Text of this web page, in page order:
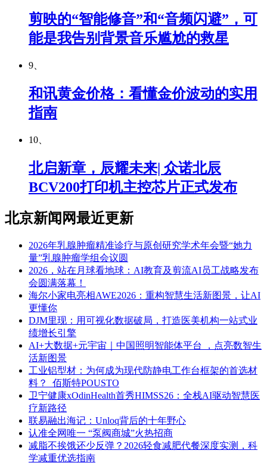
剪映的“智能修音”和“音频闪避”，可
能是我告别背景音乐尴尬的救星
9、
和讯黄金价格：看懂金价波动的实用
指南
10、
北启新章，辰耀未来| 众诺北辰
BCV200打印机主控芯片正式发布
北京新闻网最近更新
2026年乳腺肿瘤精准诊疗与原创研究学术年会暨“她力
量”乳腺肿瘤学组会议圆
2026，站在月球看地球：AI教育及剪流AI员工战略发布
会圆满落幕！
海尔小家电亮相AWE2026：重构智慧生活新图景，让AI
更懂你
DJM里现：用可视化数据破局，打造医美机构一站式业
绩增长引擎
AI+大数据+元宇宙｜中国照明智能体平台 ，点亮数智生
活新图景
工业铝型材：为何成为现代防静电工作台框架的首选材
料？_佰斯特POUSTO
卫宁健康xOdinHealth首秀HIMSS26：全栈AI驱动智慧医
疗新路径
联易融出海记：Unloq背后的十年野心
认准全网唯一 “泵阀商城”火热招商
减脂不挨饿还少反弹？2026轻食减肥代餐深度实测，科
学减重优选指南